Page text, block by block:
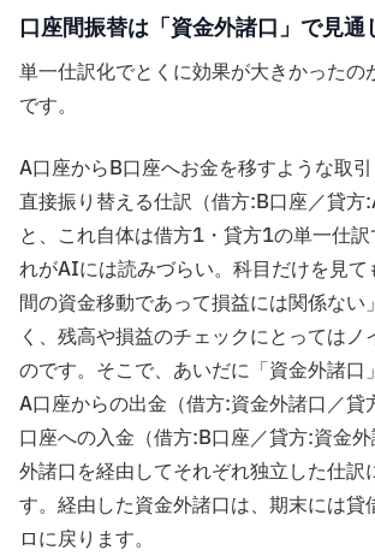
口座間振替は「資金外諸口」で見通
単一仕訳化でとくに効果が大きかったの
です。
A口座からB口座へお金を移すような取
直接振り替える仕訳（借方:B口座／貸方
と、これ自体は借方1・貸方1の単一仕
れがAIには読みづらい。科目だけを見て
間の資金移動であって損益には関係ない
く、残高や損益のチェックにとってはノ
のです。そこで、あいだに「資金外諸口
A口座からの出金（借方:資金外諸口／貸
口座への入金（借方:B口座／貸方:資金
外諸口を経由してそれぞれ独立した仕訳
す。経由した資金外諸口は、期末には貸
ロに戻ります。